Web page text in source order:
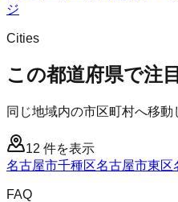
ジ
Cities
この都道府県で注
同じ地域内の市区町村へ移動
12 件を表示
名古屋市千種区名古屋市東区
FAQ